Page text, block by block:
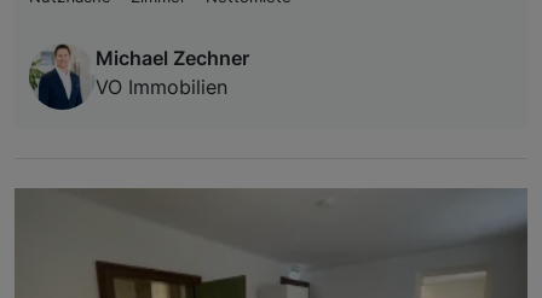
Michael Zechner
VO Immobilien